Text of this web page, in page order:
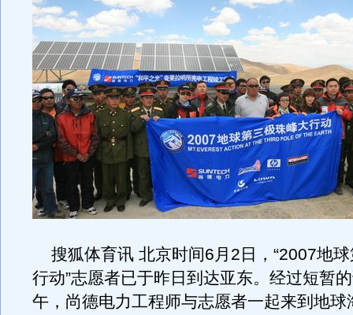
搜狐体育讯 北京时间6月2日，“2007地
行动”志愿者已于昨日到达亚东。经过短暂
午，尚德电力工程师与志愿者一起来到地球